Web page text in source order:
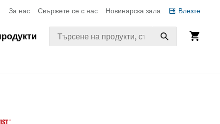
За нас Свържете се с нас Новинарска зала Влезте